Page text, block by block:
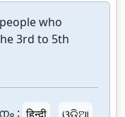
who
3rd to 5th
: